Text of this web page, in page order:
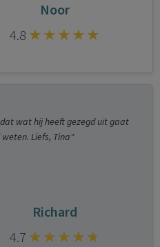
Noor
4.8
wat hij heeft gezegd uit gaat
Liefs, Tina"
Richard
4.7